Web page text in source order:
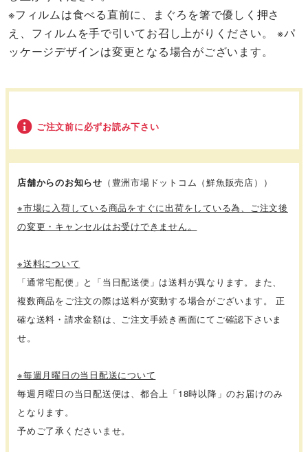
※フィルムは食べる直前に、まぐろを箸で優しく押さ
え、フィルムを手で引いてお召し上がりください。 ※パ
ッケージデザインは変更となる場合がございます。
ご注文前に必ずお読み下さい
店舗からのお知らせ （豊洲市場ドットコム（鮮魚販売店））
※市場に入荷している商品をすぐに出荷をしている為、ご注文後
の変更・キャンセルはお受けできません。
※送料について
「通常宅配便」と「当日配送便」は送料が異なります。また、
複数商品をご注文の際は送料が変動する場合がございます。 正
確な送料・請求金額は、ご注文手続き画面にてご確認下さいま
せ。
※毎週月曜日の当日配送について
毎週月曜日の当日配送便は、都合上「18時以降」のお届けのみ
となります。
予めご了承くださいませ。